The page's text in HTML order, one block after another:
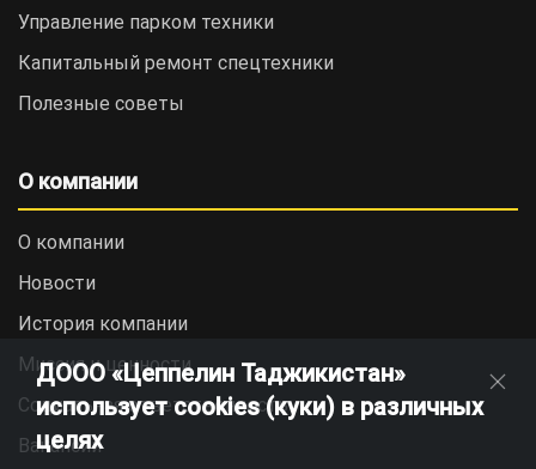
Управление парком техники
Капитальный ремонт спецтехники
Полезные советы
О компании
О компании
Новости
История компании
Миссия и ценности
Социальная ответственность
Вакансии
ДООО «Цеппелин Таджикистан»
использует cookies (куки) в различных
целях